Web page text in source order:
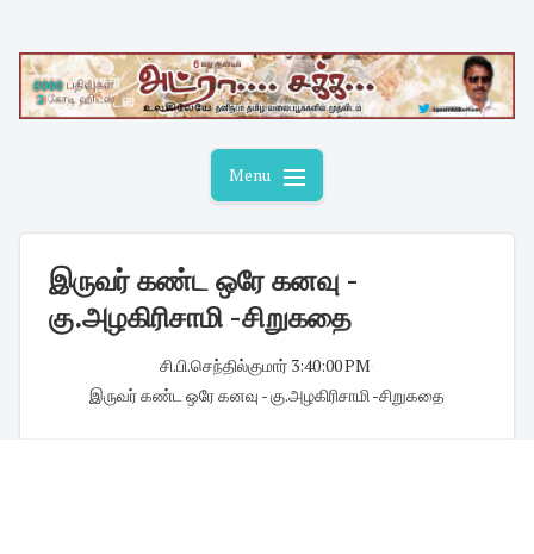
content
Menu
இருவர் கண்ட ஒரே கனவு -
கு.அழகிரிசாமி -சிறுகதை
சி.பி.செந்தில்குமார் 3:40:00 PM
இருவர் கண்ட ஒரே கனவு - கு.அழகிரிசாமி -சிறுகதை